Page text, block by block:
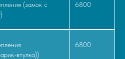
(замок с
6800
втулка))
6800